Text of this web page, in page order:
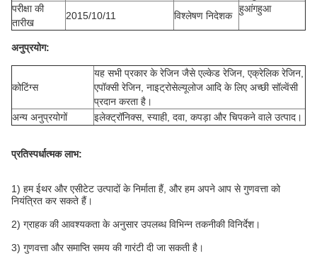
परीक्षा की
तारीख
2015/10/11 विश्लेषण निदेशक
हुआंगहुआ
अनुप्रयोग:
कोटिंग्स
यह सभी प्रकार के रेजिन जैसे एल्केड रेजिन, एक्रेलिक रेजिन,
एपॉक्सी रेजिन, नाइट्रोसेल्यूलोज आदि के लिए अच्छी सॉल्वेंसी
प्रदान करता है।
अन्य अनुप्रयोगों
इलेक्ट्रॉनिक्स, स्याही, दवा, कपड़ा और चिपकने वाले उत्पाद।
प्रतिस्पर्धात्मक लाभ:
1) हम ईथर और एसीटेट उत्पादों के निर्माता हैं, और हम अपने आप से गुणवत्ता को
नियंत्रित कर सकते हैं।
2) ग्राहक की आवश्यकता के अनुसार उपलब्ध विभिन्न तकनीकी विनिर्देश।
3) गुणवत्ता और समाप्ति समय की गारंटी दी जा सकती है।